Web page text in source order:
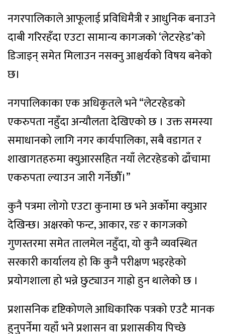
नगरपालिकाले आफूलाई प्रविधिमैत्री र आधुनिक बनाउने
दाबी गरिरहँदा एउटा सामान्य कागजको ‘लेटरहेड’को
डिजाइन् समेत मिलाउन नसक्नु आश्चर्यको विषय बनेको
छ।
नगपालिकाका एक अधिकृतले भने “लेटरहेडको
एकरुपता नहुँदा अन्यौलता देखिएको छ । उक्त समस्या
समाधानको लागि नगर कार्यपालिका, सबै वडागत र
शाखागतहरुमा क्युआरसहित नयाँ लेटरहेडको ढाँचामा
एकरुपता ल्याउन जारी गर्नेछौँ।”
कुनै पत्रमा लोगो एउटा कुनामा छ भने अर्कोमा क्युआर
देखिन्छ। अक्षरको फन्ट, आकार, रङ र कागजको
गुणस्तरमा समेत तालमेल नहुँदा, यो कुनै व्यवस्थित
सरकारी कार्यालय हो कि कुनै परीक्षण भइरहेको
प्रयोगशाला हो भन्ने छुट्याउन गाह्रो हुन थालेको छ ।
प्रशासनिक दृष्टिकोणले आधिकारिक पत्रको एउटै मानक
हुनुपर्नेमा यहाँ भने प्रशासन वा प्रशासकीय पिच्छे